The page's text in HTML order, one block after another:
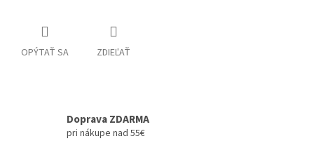
OPÝTAŤ SA ZDIEĽAŤ
Doprava ZDARMA
pri nákupe nad 55€